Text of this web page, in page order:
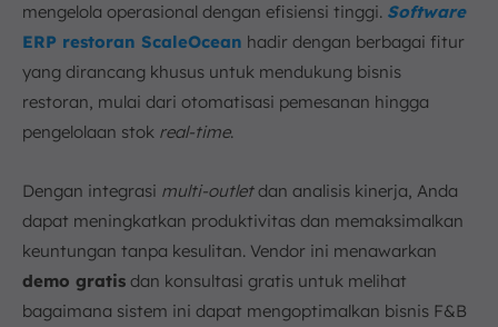
mengelola operasional dengan efisiensi tinggi. Software
ERP restoran ScaleOcean hadir dengan berbagai fitur
yang dirancang khusus untuk mendukung bisnis
restoran, mulai dari otomatisasi pemesanan hingga
pengelolaan stok real-time.
Dengan integrasi multi-outletdan analisis kinerja, Anda
dapat meningkatkan produktivitas dan memaksimalkan
keuntungan tanpa kesulitan. Vendor ini menawarkan
demo gratis dan konsultasi gratis untuk melihat
bagaimana sistem ini dapat mengoptimalkan bisnis F&B